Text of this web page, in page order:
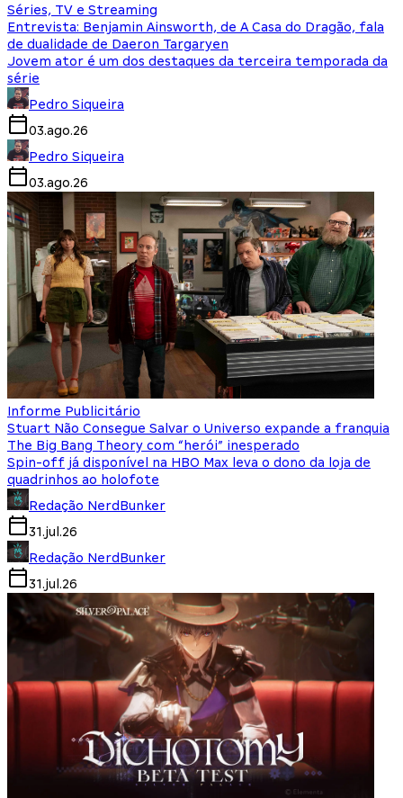
Séries, TV e Streaming
Entrevista: Benjamin Ainsworth, de A Casa do Dragão, fala
de dualidade de Daeron Targaryen
Jovem ator é um dos destaques da terceira temporada da
série
Pedro Siqueira
03.ago.26
Pedro Siqueira
03.ago.26
Informe Publicitário
Stuart Não Consegue Salvar o Universo expande a franquia
The Big Bang Theory com “herói” inesperado
Spin-off já disponível na HBO Max leva o dono da loja de
quadrinhos ao holofote
Redação NerdBunker
31.jul.26
Redação NerdBunker
31.jul.26